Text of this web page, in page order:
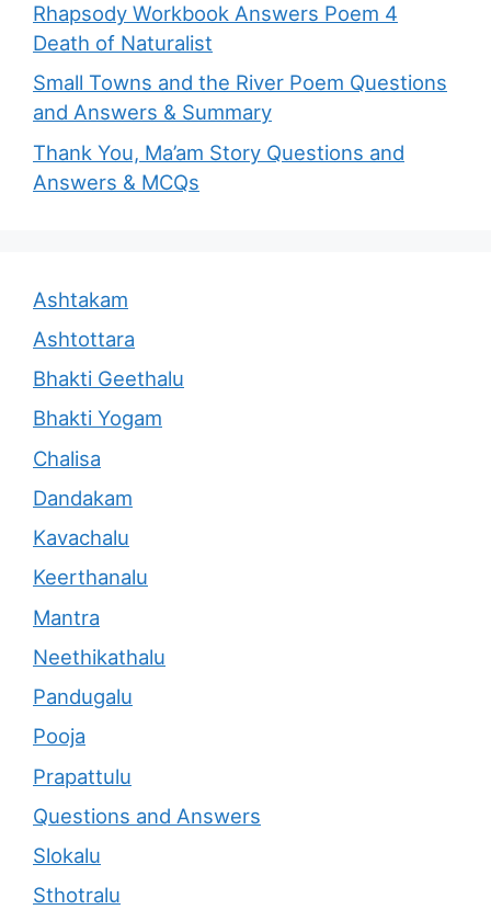
Rhapsody Workbook Answers Poem 4
Death of Naturalist
Small Towns and the River Poem Questions
and Answers & Summary
Thank You, Ma’am Story Questions and
Answers & MCQs
Ashtakam
Ashtottara
Bhakti Geethalu
Bhakti Yogam
Chalisa
Dandakam
Kavachalu
Keerthanalu
Mantra
Neethikathalu
Pandugalu
Pooja
Prapattulu
Questions and Answers
Slokalu
Sthotralu